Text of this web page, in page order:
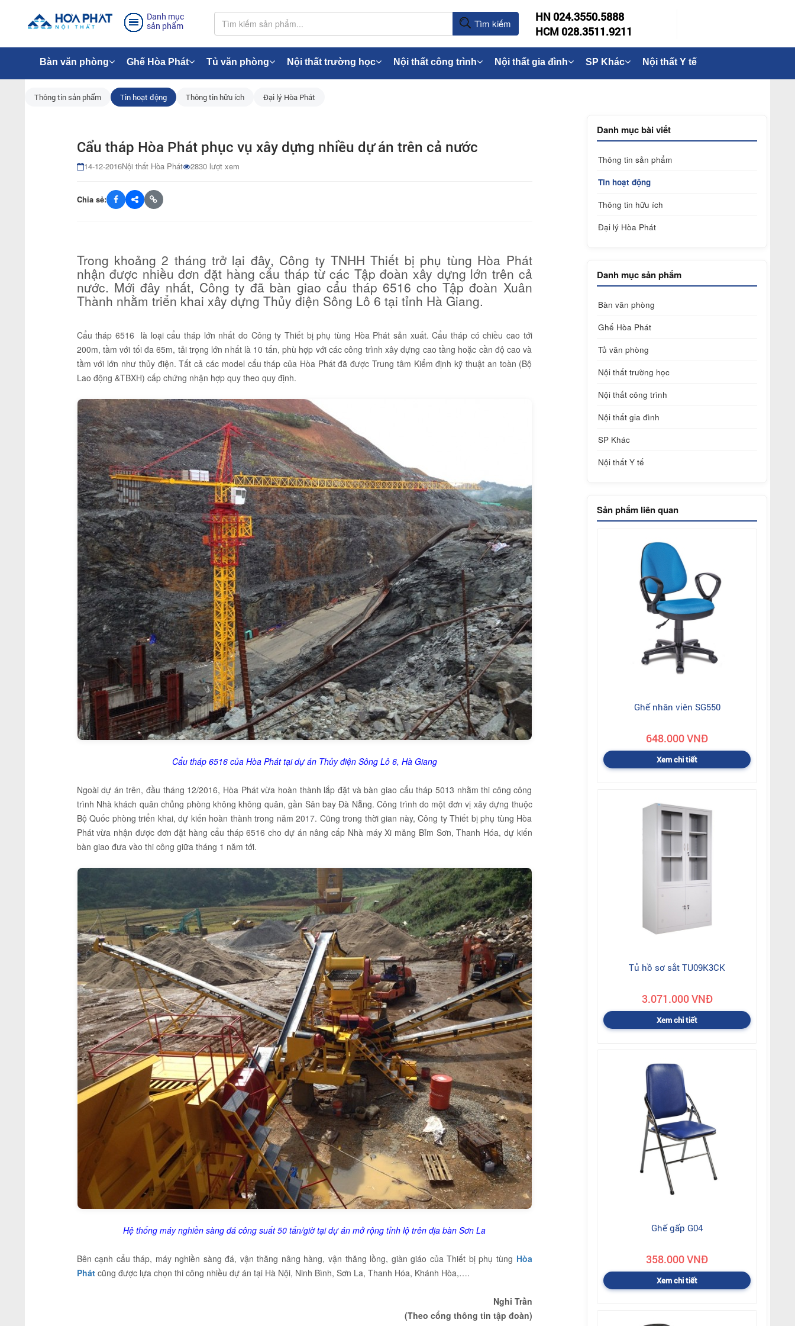
Danh mục
sản phẩm
Tìm kiếm
HN 024.3550.5888
HCM 028.3511.9211
Bàn văn phòng Ghế Hòa Phát Tủ văn phòng Nội thất trường học Nội thất công trình Nội thất gia đình SP Khác Nội thất Y tế
Thông tin sản phẩm Tin hoạt động Thông tin hữu ích Đại lý Hòa Phát
Cẩu tháp Hòa Phát phục vụ xây dựng nhiều dự án trên cả nước
14-12-2016Nội thất Hòa Phát 2830 lượt xem
Chia sẻ:
Trong khoảng 2 tháng trở lại đây, Công ty TNHH Thiết bị phụ tùng Hòa Phát
nhận được nhiều đơn đặt hàng cẩu tháp từ các Tập đoàn xây dựng lớn trên cả
nước. Mới đây nhất, Công ty đã bàn giao cẩu tháp 6516 cho Tập đoàn Xuân
Thành nhằm triển khai xây dựng Thủy điện Sông Lô 6 tại tỉnh Hà Giang.
Cẩu tháp 6516 là loại cẩu tháp lớn nhất do Công ty Thiết bị phụ tùng Hòa Phát sản xuất. Cẩu tháp có chiều cao tới
200m, tầm với tối đa 65m, tải trọng lớn nhất là 10 tấn, phù hợp với các công trình xây dựng cao tầng hoặc cần độ cao và
tầm với lớn như thủy điện. Tất cả các model cẩu tháp của Hòa Phát đã được Trung tâm Kiểm định kỹ thuật an toàn (Bộ
Lao động &TBXH) cấp chứng nhận hợp quy theo quy định.
Cẩu tháp 6516 của Hòa Phát tại dự án Thủy điện Sông Lô 6, Hà Giang
Ngoài dự án trên, đầu tháng 12/2016, Hòa Phát vừa hoàn thành lắp đặt và bàn giao cẩu tháp 5013 nhằm thi công công
trình Nhà khách quân chủng phòng không không quân, gần Sân bay Đà Nẵng. Công trình do một đơn vị xây dựng thuộc
Bộ Quốc phòng triển khai, dự kiến hoàn thành trong năm 2017. Cũng trong thời gian này, Công ty Thiết bị phụ tùng Hòa
Phát vừa nhận được đơn đặt hàng cẩu tháp 6516 cho dự án nâng cấp Nhà máy Xi măng Bỉm Sơn, Thanh Hóa, dự kiến
bàn giao đưa vào thi công giữa tháng 1 năm tới.
Hệ thống máy nghiền sàng đá công suất 50 tấn/giờ tại dự án mở rộng tỉnh lộ trên địa bàn Sơn La
Bên cạnh cẩu tháp, máy nghiền sàng đá, vận thăng nâng hàng, vận thăng lồng, giàn giáo của Thiết bị phụ tùng Hòa
Phátcũng được lựa chọn thi công nhiều dự án tại Hà Nội, Ninh Bình, Sơn La, Thanh Hóa, Khánh Hòa,….
Nghi Trần
(Theo cổng thông tin tập đoàn)
Danh mục bài viết
Thông tin sản phẩm
Tin hoạt động
Thông tin hữu ích
Đại lý Hòa Phát
Danh mục sản phẩm
Bàn văn phòng
Ghế Hòa Phát
Tủ văn phòng
Nội thất trường học
Nội thất công trình
Nội thất gia đình
SP Khác
Nội thất Y tế
Sản phẩm liên quan
Ghế nhân viên SG550
648.000 VNĐ
Xem chi tiết
Tủ hồ sơ sắt TU09K3CK
3.071.000 VNĐ
Xem chi tiết
Ghế gấp G04
358.000 VNĐ
Xem chi tiết